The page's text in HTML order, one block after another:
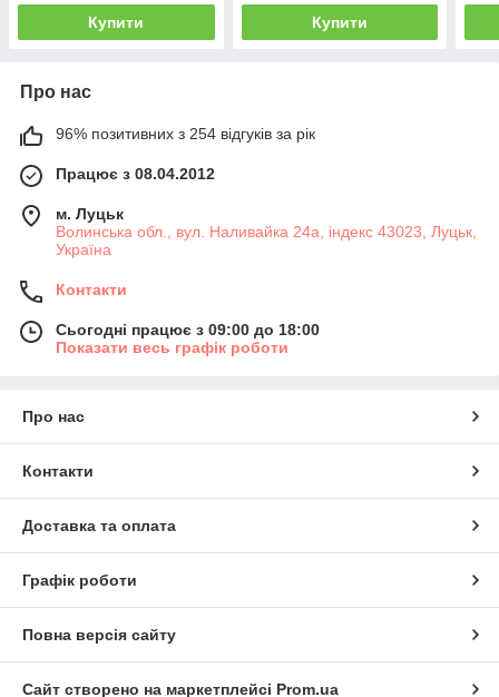
Купити Купити
Про нас
96% позитивних з 254 відгуків за рік
Працює з 08.04.2012
м. Луцьк
Волинська обл., вул. Наливайка 24а, індекс 43023, Луцьк,
Україна
Контакти
Сьогодні працює з 09:00 до 18:00
Показати весь графік роботи
Про нас
Контакти
Доставка та оплата
Графік роботи
Повна версія сайту
Сайт створено на маркетплейсі Prom.ua